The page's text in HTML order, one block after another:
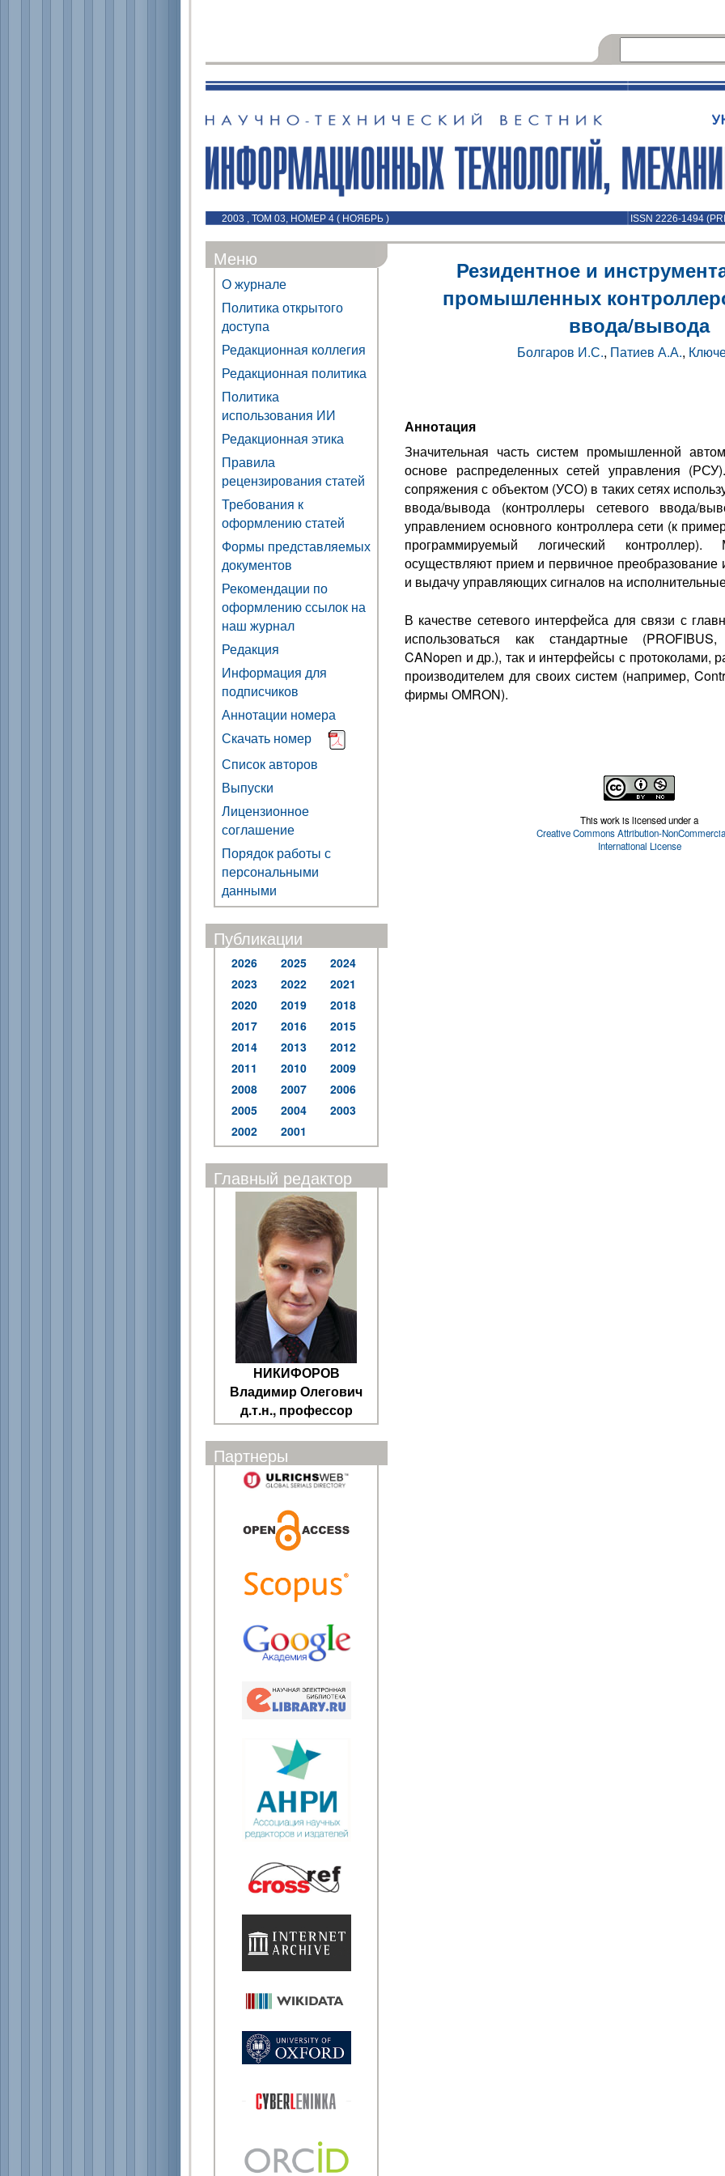
2003 , ТОМ 03, НОМЕР 4 ( НОЯБРЬ ) ISSN 2226-1494
Меню
О журнале
Политика открытого
доступа
Редакционная коллегия
Редакционная политика
Политика
использования ИИ
Редакционная этика
Правила
рецензирования статей
Требования к
оформлению статей
Формы представляемых
документов
Рекомендации по
оформлению ссылок на
наш журнал
Редакция
Информация для
подписчиков
Аннотации номера
Скачать номер
Список авторов
Выпуски
Лицензионное
соглашение
Порядок работы с
персональными
данными
Публикации
2026 2025
2024
2023
2022
2021
2020
2019
2018
2017
2016
2015
2014
2013
2012
2011
2010
2009
2008
2007
2006
2005
2004
2003
2002
2001
Главный редактор
НИКИФОРОВ
Владимир Олегович
д.т.н., профессор
Партнеры
Резидентное и
промышленных
ввода/вывода
Болгаров И.С., Патиев А.А.,
Аннотация
Значительная часть систем промышленной
основе распределенных сетей управления
сопряжения с объектом (УСО) в таких сетях
ввода/вывода (контроллеры сетевого ввода/
управлением основного контроллера сети (к
программируемый логический контроллер).
осуществляют прием и первичное преобразование
и выдачу управляющих сигналов на
В качестве сетевого интерфейса для связи с
использоваться как стандартные
CANopen и др.), так и интерфейсы с протоколами,
производителем для своих систем (например,
фирмы OMRON).
This work is licensed under a
Creative Commons Attribution-
International License